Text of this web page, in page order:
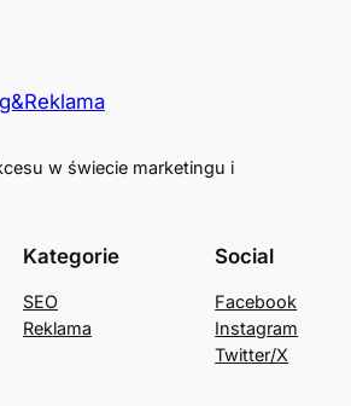
w świecie marketingu i
Kategorie
SEO
Reklama
Social
Facebook
Instagram
Twitter/X